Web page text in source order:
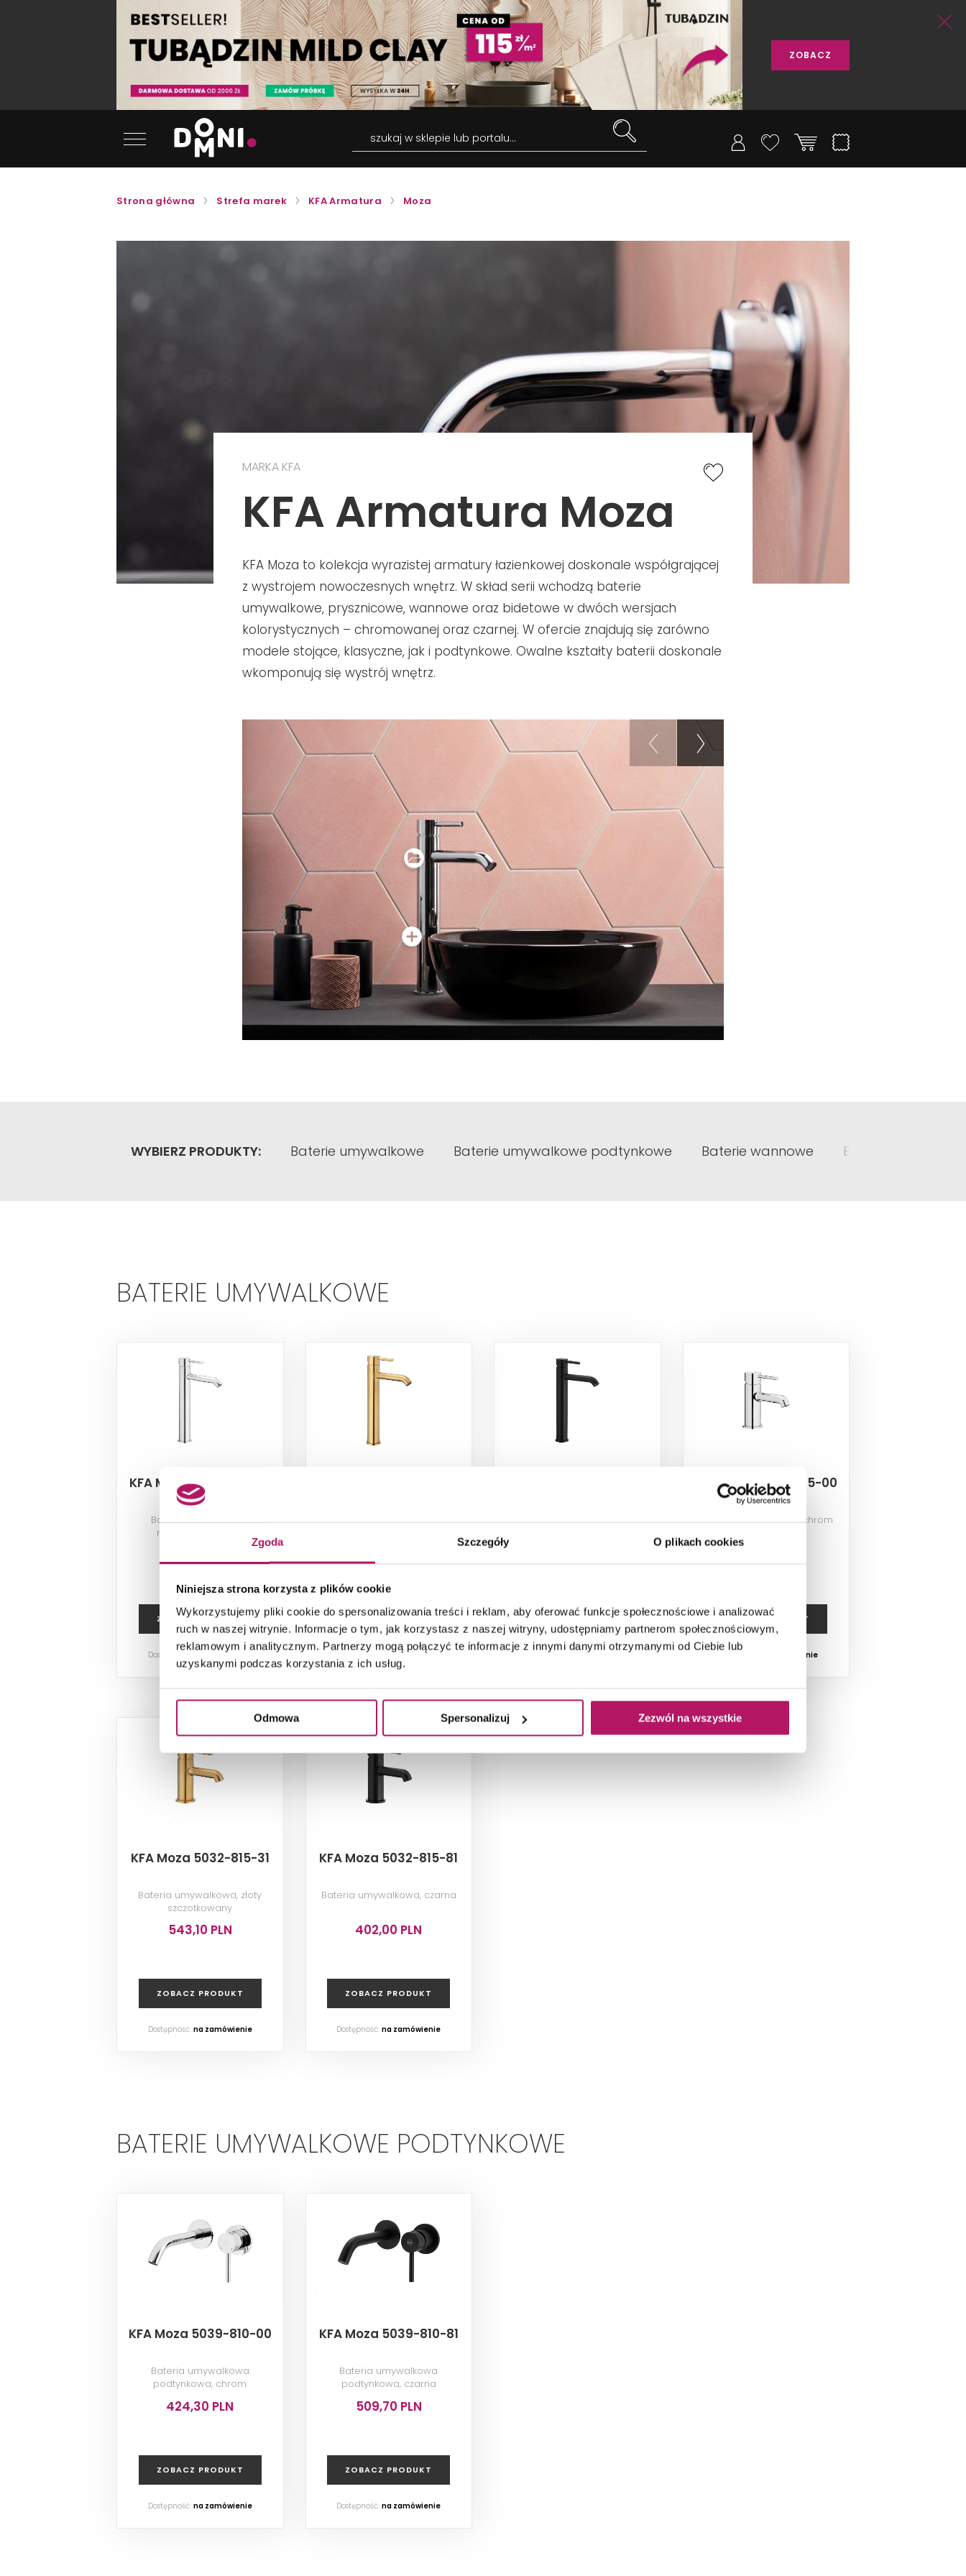
Zgoda Szczegóły O plikach cookies
Niniejsza strona korzysta z plików cookie
Wykorzystujemy pliki cookie do spersonalizowania treści i reklam, aby oferować funkcje społecznościowe i analizować
ruch w naszej witrynie. Informacje o tym, jak korzystasz z naszej witryny, udostępniamy partnerom społecznościowym,
reklamowym i analitycznym. Partnerzy mogą połączyć te informacje z innymi danymi otrzymanymi od Ciebie lub
uzyskanymi podczas korzystania z ich usług.
Odmowa Spersonalizuj Zezwól na wszystkie
ZOBACZ
szukaj w sklepie lub portalu...
Strona główna Strefa marek KFA Armatura Moza
MARKA KFA
KFA Armatura Moza
KFA Moza to kolekcja wyrazistej armatury łazienkowej doskonale współgrającej
z wystrojem nowoczesnych wnętrz. W skład serii wchodzą baterie
umywalkowe, prysznicowe, wannowe oraz bidetowe w dwóch wersjach
kolorystycznych – chromowanej oraz czarnej. W ofercie znajdują się zarówno
modele stojące, klasyczne, jak i podtynkowe. Owalne kształty baterii doskonale
wkomponują się wystrój wnętrz.
WYBIERZ PRODUKTY: Baterie umywalkowe Baterie umywalkowe podtynkowe Baterie wannowe Baterie
BATERIE UMYWALKOWE
KFA Moza 5032-612-00
Bateria umywalkowa
nablatowa, chrom
ZOBACZ PRODUKT
Dostępność: na zamówienie
Bateria umywalkowa
ZOBACZ PRODUKT
Dostępność: na zamówienie
Bateria umywalkowa
ZOBACZ PRODUKT
Dostępność: na zamówienie
KFA Moza 5032-815-00
Bateria umywalkowa, chrom
ZOBACZ PRODUKT
na zamówienie
KFA Moza 5032-815-31
Bateria umywalkowa, złoty
szczotkowany
543,10 PLN
ZOBACZ PRODUKT
Dostępność: na zamówienie
KFA Moza 5032-815-81
Bateria umywalkowa, czarna
402,00 PLN
ZOBACZ PRODUKT
Dostępność:na zamówienie
BATERIE UMYWALKOWE PODTYNKOWE
KFA Moza 5039-810-00
Bateria umywalkowa
podtynkowa, chrom
424,30 PLN
ZOBACZ PRODUKT
Dostępność: na zamówienie
KFA Moza 5039-810-81
Bateria umywalkowa
podtynkowa, czarna
509,70 PLN
ZOBACZ PRODUKT
Dostępność:na zamówienie